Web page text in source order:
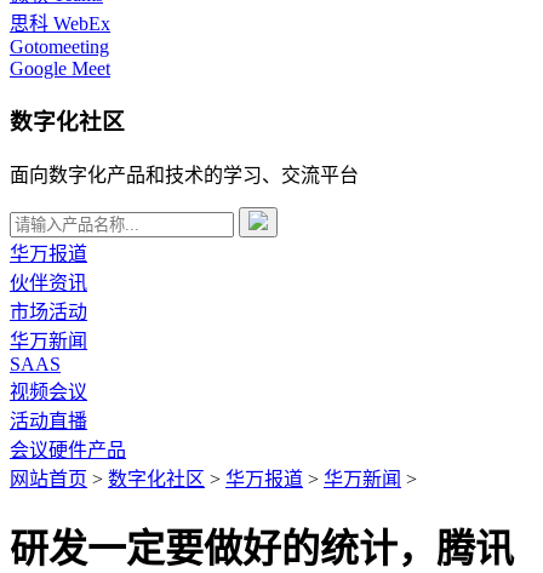
思科 WebEx
Gotomeeting
Google Meet
数字化社区
面向数字化产品和技术的学习、交流平台
华万报道
伙伴资讯
市场活动
华万新闻
SAAS
视频会议
活动直播
会议硬件产品
网站首页 > 数字化社区 > 华万报道 > 华万新闻 >
研发一定要做好的统计，腾讯